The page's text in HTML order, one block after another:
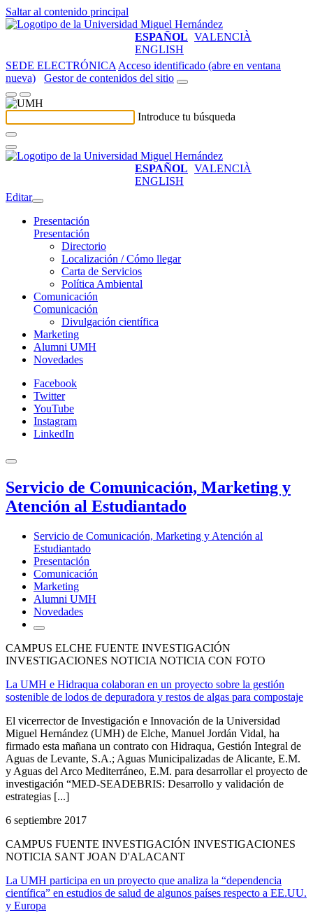
Saltar al contenido principal
ESPAÑOL VALENCIÀ
ENGLISH
SEDE ELECTRÓNICA Acceso identificado (abre en ventana
nueva)
Gestor de contenidos del sitio
Introduce tu búsqueda
ESPAÑOL VALENCIÀ
ENGLISH
Editar
Presentación
Presentación
Directorio
Localización / Cómo llegar
Carta de Servicios
Política Ambiental
Comunicación
Comunicación
Divulgación científica
Marketing
Alumni UMH
Novedades
Facebook
Twitter
YouTube
Instagram
LinkedIn
Servicio de Comunicación, Marketing y
Atención al Estudiantado
Servicio de Comunicación, Marketing y Atención al
Estudiantado
Presentación
Comunicación
Marketing
Alumni UMH
Novedades
CAMPUS ELCHE FUENTE INVESTIGACIÓN
INVESTIGACIONES NOTICIA NOTICIA CON FOTO
La UMH e Hidraqua colaboran en un proyecto sobre la gestión
sostenible de lodos de depuradora y restos de algas para compostaje
El vicerrector de Investigación e Innovación de la Universidad
Miguel Hernández (UMH) de Elche, Manuel Jordán Vidal, ha
firmado esta mañana un contrato con Hidraqua, Gestión Integral de
Aguas de Levante, S.A.; Aguas Municipalizadas de Alicante, E.M.
y Aguas del Arco Mediterráneo, E.M. para desarrollar el proyecto de
investigación “MED-SEADEBRIS: Desarrollo y validación de
estrategias [...]
6 septiembre 2017
CAMPUS FUENTE INVESTIGACIÓN INVESTIGACIONES
NOTICIA SANT JOAN D'ALACANT
La UMH participa en un proyecto que analiza la “dependencia
científica” en estudios de salud de algunos países respecto a EE.UU.
y Europa